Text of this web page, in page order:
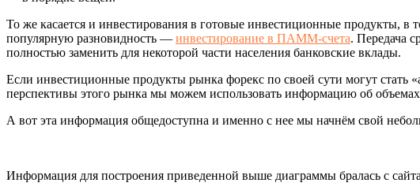
То же касается и инвестирования в готовые инвестиционные продукты,
популярную разновидность — инвестирование в ПАММ-счета. Передача
полностью заменить для некоторой части населения банковские вклады.
Если инвестиционные продукты рынка форекс по своей сути могут
перспективы этого рынка мы можем использовать информацию об объемах
А вот эта информация общедоступна и именно с нее мы начнём свой
Информация для построения приведенной выше диаграммы бралась с